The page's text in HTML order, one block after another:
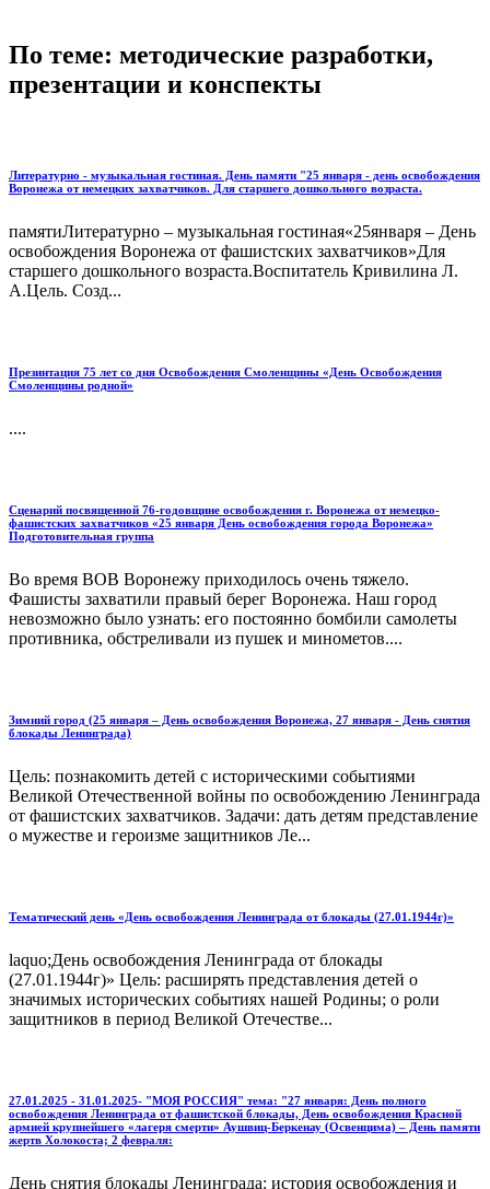
По теме: методические разработки,
презентации и конспекты
Литературно - музыкальная гостиная. День памяти "25 января - день освобождения
Воронежа от немецких захватчиков. Для старшего дошкольного возраста.
памятиЛитературно – музыкальная гостиная«25января – День
освобождения Воронежа от фашистских захватчиков»Для
старшего дошкольного возраста.Воспитатель Кривилина Л.
А.Цель. Созд...
Презинтация 75 лет со дня Освобождения Смоленщины «День Освобождения
Смоленщины родной»
....
Сценарий посвященной 76-годовщине освобождения г. Воронежа от немецко-
фашистских захватчиков «25 января День освобождения города Воронежа»
Подготовительная группа
Во время ВОВ Воронежу приходилось очень тяжело.
Фашисты захватили правый берег Воронежа. Наш город
невозможно было узнать: его постоянно бомбили самолеты
противника, обстреливали из пушек и минометов....
Зимний город (25 января – День освобождения Воронежа, 27 января - День снятия
блокады Ленинграда)
Цель: познакомить детей с историческими событиями
Великой Отечественной войны по освобождению Ленинграда
от фашистских захватчиков. Задачи: дать детям представление
о мужестве и героизме защитников Ле...
Тематический день «День освобождения Ленинграда от блокады (27.01.1944г)»
laquo;День освобождения Ленинграда от блокады
(27.01.1944г)» Цель: расширять представления детей о
значимых исторических событиях нашей Родины; о роли
защитников в период Великой Отечестве...
27.01.2025 - 31.01.2025- "МОЯ РОССИЯ" тема: "27 января: День полного
освобождения Ленинграда от фашистской блокады, День освобождения Красной
армией крупнейшего «лагеря смерти» Аушвиц-Беркенау (Освенцима) – День памяти
жертв Холокоста; 2 февраля:
День снятия блокады Ленинграда: история освобождения и